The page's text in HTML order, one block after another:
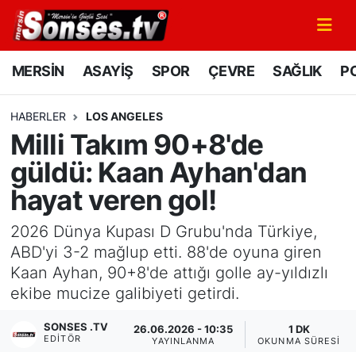
MERSİN ASAYİŞ SPOR ÇEVRE SAĞLIK
HABERLER LOS ANGELES
Milli Takım 90+8'de
güldü: Kaan Ayhan'dan
hayat veren gol!
2026 Dünya Kupası D Grubu'nda Türkiye,
ABD'yi 3-2 mağlup etti. 88'de oyuna giren
Kaan Ayhan, 90+8'de attığı golle ay-yıldızlı
ekibe mucize galibiyeti getirdi.
SONSES .TV
EDITÖR
26.06.2026 - 10:35
YAYINLANMA
1 DK
OKUNMA SÜRESI
MERSİN
SPOR
GÜNÜN MANŞETİ
DÜNYA
KÜLTÜR - SANAT
MAGAZİN
SAĞLIK
Mersin Nöbetçi Eczaneler
Mersin Namaz Vakitleri
Mersin Trafik Yoğunluk Haritası
Süper Lig Puan Durumu ve Fikstür
Tüm Manşetler
Son Dakika Haberleri
Haber Arşivi